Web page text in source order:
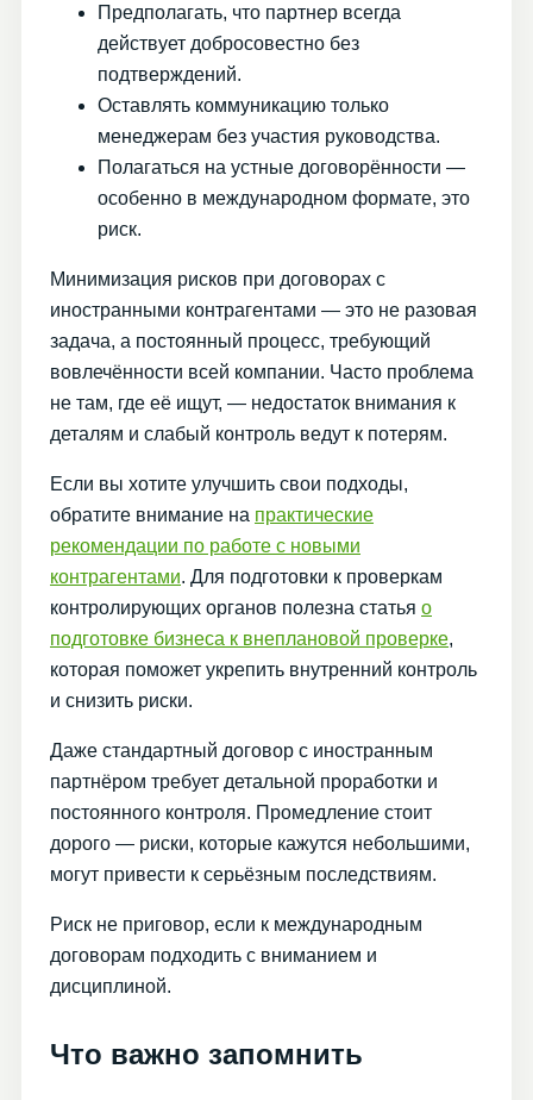
Предполагать, что партнер всегда
действует добросовестно без
подтверждений.
Оставлять коммуникацию только
менеджерам без участия руководства.
Полагаться на устные договорённости —
особенно в международном формате, это
риск.
Минимизация рисков при договорах с
иностранными контрагентами — это не разовая
задача, а постоянный процесс, требующий
вовлечённости всей компании. Часто проблема
не там, где её ищут, — недостаток внимания к
деталям и слабый контроль ведут к потерям.
Если вы хотите улучшить свои подходы,
обратите внимание на практические
рекомендации по работе с новыми
контрагентами. Для подготовки к проверкам
контролирующих органов полезна статья о
подготовке бизнеса к внеплановой проверке,
которая поможет укрепить внутренний контроль
и снизить риски.
Даже стандартный договор с иностранным
партнёром требует детальной проработки и
постоянного контроля. Промедление стоит
дорого — риски, которые кажутся небольшими,
могут привести к серьёзным последствиям.
Риск не приговор, если к международным
договорам подходить с вниманием и
дисциплиной.
Что важно запомнить